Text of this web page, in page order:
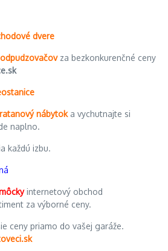
dvere
za bezkonkurenčné ceny
nábytoka vychutnajte si
naplno.
každú izbu.
internetový obchod
za výborné ceny.
ceny priamo do vašej garáže.